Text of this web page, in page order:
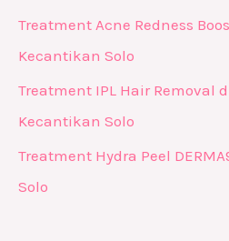
Treatment Acne Redness
Kecantikan Solo
Treatment IPL Hair Removal
Kecantikan Solo
Treatment Hydra Peel
Solo